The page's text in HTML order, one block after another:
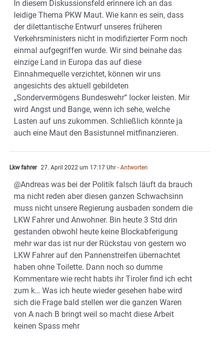
In diesem Diskussionsfeld erinnere ich an das
leidige Thema PKW Maut. Wie kann es sein, dass
der dilettantische Entwurf unseres früheren
Verkehrsministers nicht in modifizierter Form noch
einmal aufgegriffen wurde. Wir sind beinahe das
einzige Land in Europa das auf diese
Einnahmequelle verzichtet, können wir uns
angesichts des aktuell gebildeten
„Sondervermögens Bundeswehr“ locker leisten. Mir
wird Angst und Bange, wenn ich sehe, welche
Lasten auf uns zukommen. Schließlich könnte ja
auch eine Maut den Basistunnel mitfinanzieren.
Lkw fahrer 27. April 2022 um 17:17 Uhr - Antworten
@Andreas was bei der Politik falsch läuft da brauch
ma nicht reden aber diesen ganzen Schwachsinn
muss nicht unsere Regierung ausbaden sondern die
LKW Fahrer und Anwohner. Bin heute 3 Std drin
gestanden obwohl heute keine Blockabferigung
mehr war das ist nur der Rückstau von gestern wo
LKW Fahrer auf den Pannenstreifen übernachtet
haben ohne Toilette. Dann noch so dumme
Kommentare wie recht habts ihr Tiroler find ich echt
zum k… Was ich heute wieder gesehen habe wird
sich die Frage bald stellen wer die ganzen Waren
von A nach B bringt weil so macht diese Arbeit
keinen Spass mehr